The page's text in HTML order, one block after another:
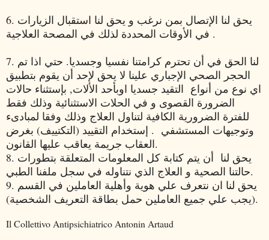
6. يحق لنا الإتصال بمن نرغب و يحق لنا استقبال الزيارات
في الأوقات المحددة لذلك في المصحة العلاجية .
7. لنا الحق في أن تحترم كرامتنا نفسيا وجسديا. حتي اذا تم
الحجر الصحي الإجباري علينا لا يحق لإحد أن يقوم بتطبيق
اي نوع من أنواع التقيد جسديا اوبأحد الألات, بإستثناء حالات
الضرورة القصوى و في الحلات الاستثنائية وذلك فقط
للفترة الضرورية الكافية لتناول العلاج وذلك وفقا لمبادىء
وتوجيهات المستشفي . إستخدام التقييد (التكتييف) بغرض
العقاب جريمة يعاقب عليها القانون.
8. يحق لنا أن يتم كتابة كل المعلومات المتعلقة بتطورات
حالتنا الصحية و العلاج الذي نتناوله في سجل ملفنا الطبي.
9. يحق لنا ان نتعرف علي هوية وأهلية العاملين في القسم
(يجب علي جميع العاملين حمل بطاقة التعريف الشخصية).
Il Collettivo Antipsichiatrico Antonin Artaud